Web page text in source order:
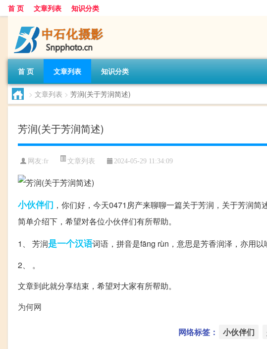
首 页 文章列表 知识分类
首 页 文章列表 知识分类
> 文章列表 > 芳润(关于芳润简述)
芳润(关于芳润简述)
网友:fr 文章列表 2024-05-29 11:34:09
小伙伴们 ，你们好，今天0471房产来聊聊一篇关于芳润，关于芳润
简单介绍下，希望对各位小伙伴们有所帮助。
1、 芳润是一个汉语词语，拼音是fāng rùn，意思是芳香润泽，亦用以
2、 。
文章到此就分享结束，希望对大家有所帮助。
为何网
网络标签： 小伙伴们